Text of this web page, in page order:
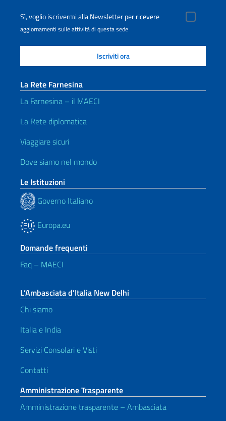
Sì, voglio iscrivermi alla Newsletter per ricevere
aggiornamenti sulle attività di questa sede
La Rete Farnesina
La Farnesina – il MAECI
La Rete diplomatica
Viaggiare sicuri
Dove siamo nel mondo
Le Istituzioni
Governo Italiano
Europa.eu
Domande frequenti
Faq – MAECI
L’Ambasciata d’Italia New Delhi
Chi siamo
Italia e India
Servizi Consolari e Visti
Contatti
Amministrazione Trasparente
Amministrazione trasparente – Ambasciata